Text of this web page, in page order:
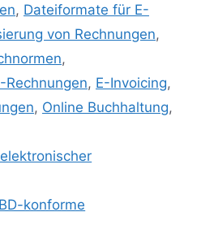
, Dateiformate für E-
von Rechnungen,
,
Rechnungen, E-Invoicing,
, Online Buchhaltung,
konforme